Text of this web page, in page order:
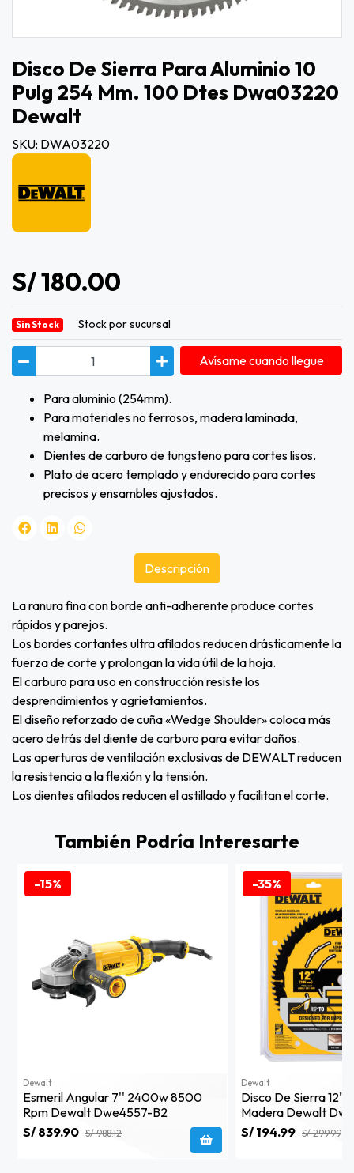
Disco De Sierra Para Aluminio 10
Pulg 254 Mm. 100 Dtes Dwa03220
Dewalt
SKU: DWA03220
S/ 180.00
Sin Stock Stock por sucursal
Avísame cuando llegue
Para aluminio (254mm).
Para materiales no ferrosos, madera laminada,
melamina.
Dientes de carburo de tungsteno para cortes lisos.
Plato de acero templado y endurecido para cortes
precisos y ensambles ajustados.
La ranura fina con borde anti-adherente produce cortes
rápidos y parejos.
Los bordes cortantes ultra afilados reducen drásticamente la
fuerza de corte y prolongan la vida útil de la hoja.
El carburo para uso en construcción resiste los
desprendimientos y agrietamientos.
El diseño reforzado de cuña «Wedge Shoulder» coloca más
acero detrás del diente de carburo para evitar daños.
Las aperturas de ventilación exclusivas de DEWALT reducen
la resistencia a la flexión y la tensión.
Los dientes afilados reducen el astillado y facilitan el corte.
Descripción
También Podría Interesarte
-15%
Dewalt
Esmeril Angular 7'' 2400w 8500
Rpm Dewalt Dwe4557-B2
S/ 839.90 S/ 988.12
-35%
Dewalt
Disco De Sierra 12"
Madera Dewalt
S/ 194.99 S/ 299.99